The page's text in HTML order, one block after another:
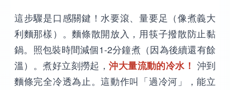
這步驟是口感關鍵！水要滾、量要足（像煮義大
利麵那樣）。麵條散開放入，用筷子撥散防止黏
鍋。照包裝時間減個1-2分鐘煮（因為後續還有餘
溫）。煮好立刻撈起，沖大量流動的冷水！ 沖到
麵條完全冷透為止。這動作叫「過冷河」，能立